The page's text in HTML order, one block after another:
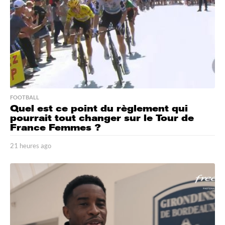
g
o
FOOTBALL
Quel est ce point du règlement qui
pourrait tout changer sur le Tour de
France Femmes ?
21 heures ago
h